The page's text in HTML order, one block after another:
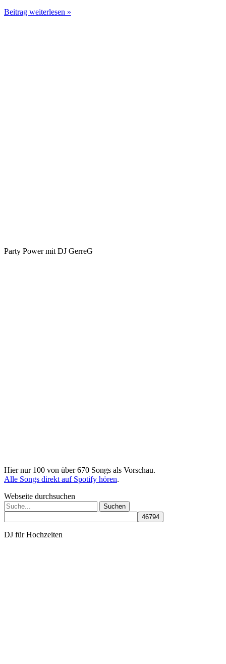
PM
Beitrag weiterlesen »
Party Power mit DJ GerreG
Hier nur 100 von über 670 Songs als Vorschau.
Alle Songs direkt auf Spotify hören.
Webseite durchsuchen
Suchen
nach:
DJ für Hochzeiten